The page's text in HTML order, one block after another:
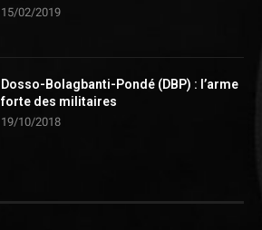
15/02/2019
Dosso-Bolagbanti-Pondé (DBP) : l’arme
forte des militaires
19/10/2018